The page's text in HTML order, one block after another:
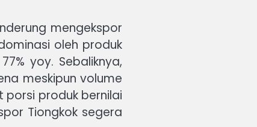
mengekspor
oleh produk
yoy. Sebaliknya,
meskipun volume
porsi produk bernilai
Tiongkok segera